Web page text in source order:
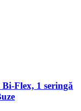
Flex, 1 seringă